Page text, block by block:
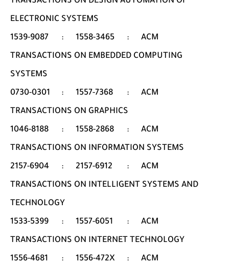
ELECTRONIC SYSTEMS
1539-9087
: 1558-3465 :
ACM
TRANSACTIONS ON EMBEDDED COMPUTING
SYSTEMS
0730-0301
: 1557-7368 :
ACM
TRANSACTIONS ON GRAPHICS
1046-8188
: 1558-2868 :
ACM
TRANSACTIONS ON INFORMATION SYSTEMS
2157-6904
: 2157-6912 :
ACM
TRANSACTIONS ON INTELLIGENT SYSTEMS AND
TECHNOLOGY
1533-5399
: 1557-6051 :
ACM
TRANSACTIONS ON INTERNET TECHNOLOGY
1556-4681
: 1556-472X :
ACM